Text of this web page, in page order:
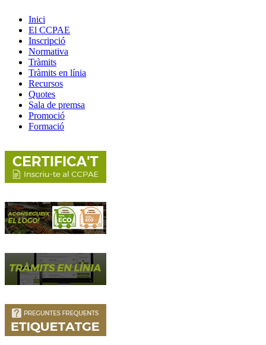
Inici
El CCPAE
Inscripció
Normativa
Tràmits
Tràmits en línia
Recursos
Quotes
Sala de premsa
Promoció
Formació